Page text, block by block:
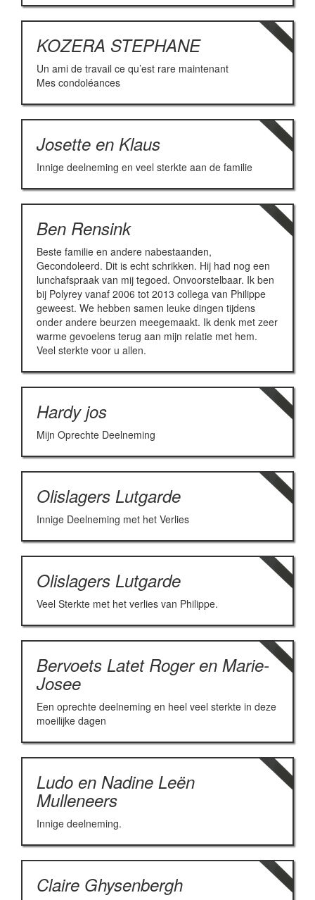
KOZERA STEPHANE
Un ami de travail ce qu’est rare maintenant
Mes condoléances
Josette en Klaus
Innige deelneming en veel sterkte aan de familie
Ben Rensink
Beste familie en andere nabestaanden,
Gecondoleerd. Dit is echt schrikken. Hij had nog een
lunchafspraak van mij tegoed. Onvoorstelbaar. Ik ben
bij Polyrey vanaf 2006 tot 2013 collega van Philippe
geweest. We hebben samen leuke dingen tijdens
onder andere beurzen meegemaakt. Ik denk met zeer
warme gevoelens terug aan mijn relatie met hem.
Veel sterkte voor u allen.
Hardy jos
Mijn Oprechte Deelneming
Olislagers Lutgarde
Innige Deelneming met het Verlies
Olislagers Lutgarde
Veel Sterkte met het verlies van Philippe.
Bervoets Latet Roger en Marie-
Josee
Een oprechte deelneming en heel veel sterkte in deze
moeilijke dagen
Ludo en Nadine Leën
Mulleneers
Innige deelneming.
Claire Ghysenbergh